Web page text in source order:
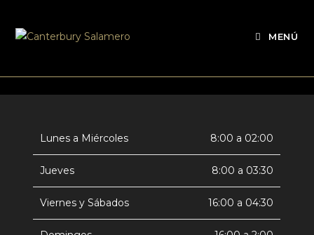
MENÚ
Lunes a Miércoles 8:00 a 02:00
Jueves 8:00 a 03:30
Viernes y Sábados 16:00 a 04:30